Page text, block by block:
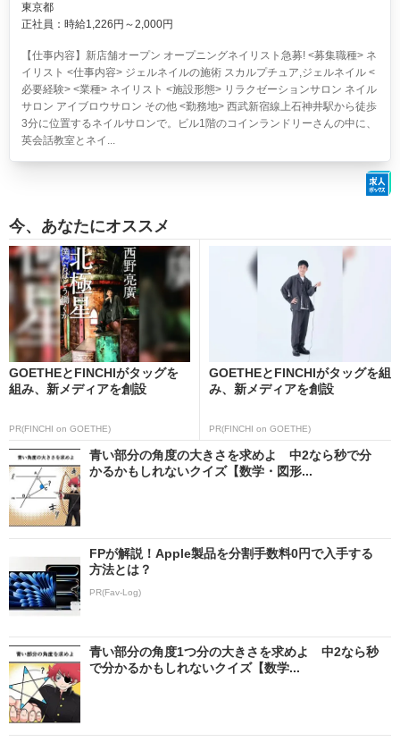
東京都
正社員：時給1,226円～2,000円
【仕事内容】新店舗オープン オープニングネイリスト急募! <募集職種> ネ
イリスト <仕事内容> ジェルネイルの施術 スカルプチュア,ジェルネイル <
必要経験> <業種> ネイリスト <施設形態> リラクゼーションサロン ネイル
サロン アイブロウサロン その他 <勤務地> 西武新宿線上石神井駅から徒歩
3分に位置するネイルサロンで。ビル1階のコインランドリーさんの中に、
英会話教室とネイ...
今、あなたにオススメ
GOETHEとFINCHIがタッグを
組み、新メディアを創設
PR(FINCHI on GOETHE)
GOETHEとFINCHIがタッグを組
み、新メディアを創設
PR(FINCHI on GOETHE)
青い部分の角度の大きさを求めよ 中2なら秒で分
かるかもしれないクイズ【数学・図形...
FPが解説！Apple製品を分割手数料0円で入手する
方法とは？
PR(Fav-Log)
青い部分の角度1つ分の大きさを求めよ 中2なら秒
で分かるかもしれないクイズ【数学...